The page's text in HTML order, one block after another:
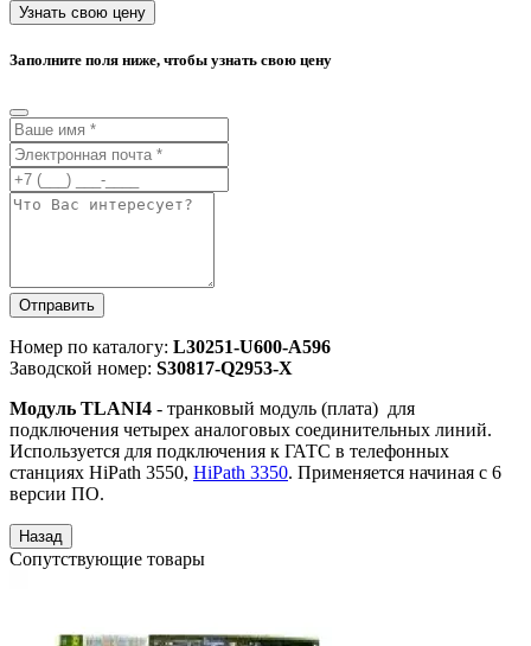
Узнать свою цену
Заполните поля ниже, чтобы узнать свою цену
Отправить
Номер по каталогу: L30251-U600-A596
Заводской номер: S30817-Q2953-X
Модуль TLANI4 - транковый модуль (плата) для
подключения четырех аналоговых соединительных линий.
Используется для подключения к ГАТС в телефонных
станциях HiPath 3550, HiPath 3350. Применяется начиная с 6
версии ПО.
Сопутствующие товары